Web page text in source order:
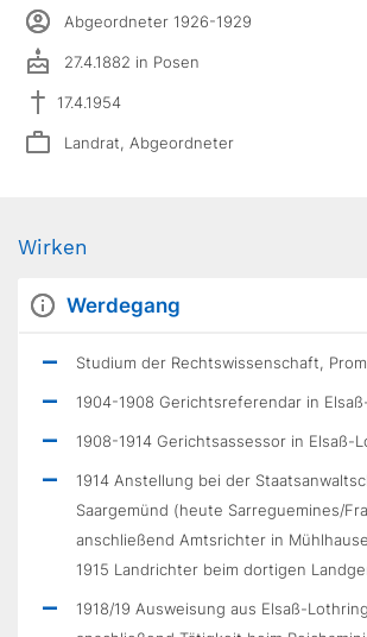
Abgeordneter 1926-1929
27.4.1882 in Posen
17.4.1954
Landrat, Abgeordneter
Wirken
Werdegang
Studium der Rechtswissenschaft,
1904-1908 Gerichtsreferendar in
1908-1914 Gerichtsassessor in Elsaß-
1914 Anstellung bei der
Saargemünd (heute Sarreguemines/
anschließend Amtsrichter in
1915 Landrichter beim dortigen
1918/19 Ausweisung aus Elsaß-